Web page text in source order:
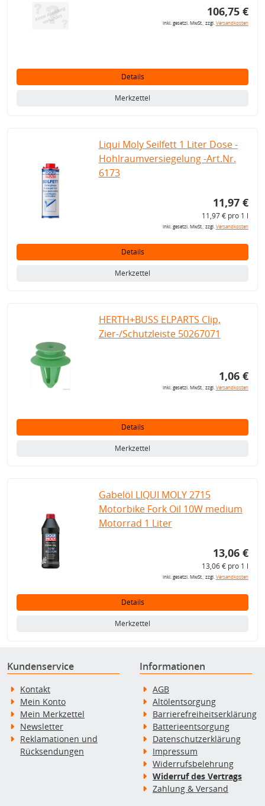
106,75 €
inkl. gesetzl. MwSt., zzgl.Versandkosten
Details
Merkzettel
Liqui Moly Seilfett 1 Liter Dose -
Hohlraumversiegelung -Art.Nr.
6173
11,97 €
11,97 € pro 1 l
inkl. gesetzl. MwSt., zzgl.Versandkosten
Details
Merkzettel
HERTH+BUSS ELPARTS Clip,
Zier-/Schutzleiste 50267071
1,06 €
inkl. gesetzl. MwSt., zzgl.Versandkosten
Details
Merkzettel
Gabelöl LIQUI MOLY 2715
Motorbike Fork Oil 10W medium
Motorrad 1 Liter
13,06 €
13,06 € pro 1 l
inkl. gesetzl. MwSt., zzgl.Versandkosten
Details
Merkzettel
Kundenservice
Kontakt
Mein Konto
Mein Merkzettel
Newsletter
Reklamationen und
Rücksendungen
Informationen
AGB
Altölentsorgung
Barrierefreiheitserklärung
Batterieentsorgung
Datenschutzerklärung
Impressum
Widerrufsbelehrung
Widerruf des Vertrags
Zahlung & Versand